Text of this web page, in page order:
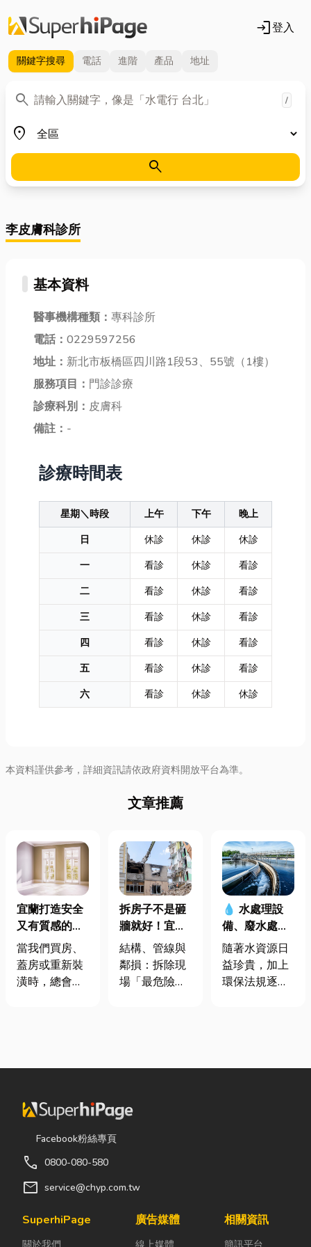
login登入
關鍵字搜尋 電話 進階 產品 地址
search
關鍵字 /
place
地區
search
李皮膚科診所
基本資料
醫事機構種類： 專科診所
電話： 0229597256
地址： 新北市板橋區四川路1段53、55號（1樓）
服務項目： 門診診療
診療科別： 皮膚科
備註： -
診療時間表
星期＼時段 上午 下午
晚上
日
休診 休診
休診
一
看診 休診
看診
二
看診 休診
看診
三
看診 休診
看診
四
看診 休診
看診
五
看診 休診
看診
六
看診 休診 休診
本資料謹供參考，詳細資訊請依政府資料開放平台為準。
文章推薦
宜蘭打造安全
又有質感的
家，從專業門
窗開始
當我們買房、
蓋房或重新裝
潢時，總會把
天都在使用的
實，一扇好的
門窗不只是遮
風避雨而已，
安全、採光、
通風與生活品
氣候潮濕多
拆房子不是砸
牆就好！宜蘭
裝潢拆除、水
泥切割施工前
必看的避坑指
結構、管線與
鄰損：拆除現
場「最危險的
混亂的環境
果沒做好，最
牆」，盲目亂
陷： 這是老屋
💧 水處理設
備、廢水處理
工程與回收水
工程完整解析
｜打造高效率
隨著水資源日
益珍貴，加上
環保法規逐漸
資源管理。透
成本，實現節
Facebook粉絲專頁
call 0800-080-580
mail service@chyp.com.tw
SuperhiPage
關於我們
廣告媒體
線上媒體
相關資訊
簡訊平台